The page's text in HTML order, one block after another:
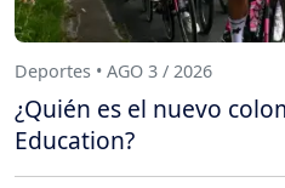
Deportes • AGO 3 / 2026
¿Quién es el nuevo
Education?